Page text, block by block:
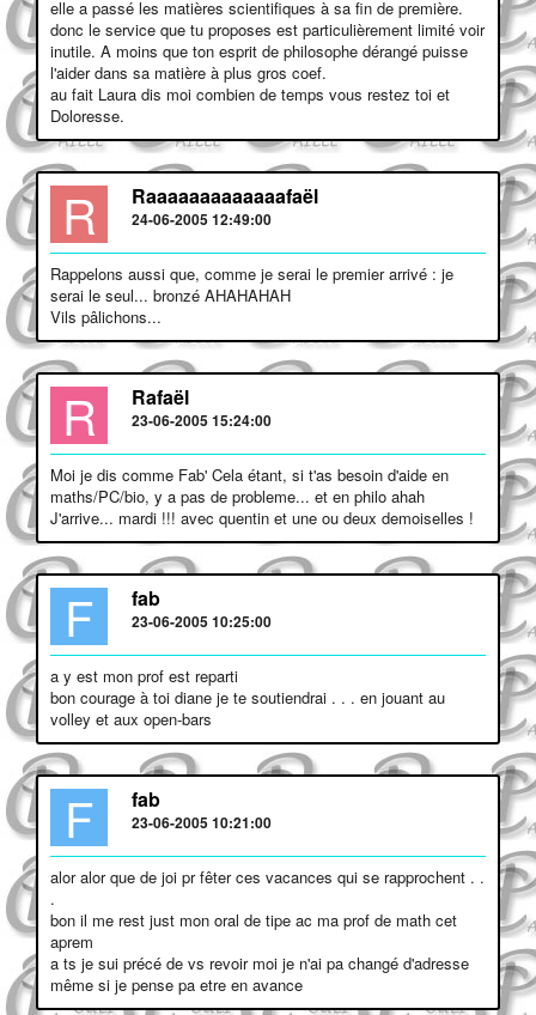
elle a passé les matières scientifiques à sa fin de première.
donc le service que tu proposes est particulièrement limité voir
inutile. A moins que ton esprit de philosophe dérangé puisse
l'aider dans sa matière à plus gros coef.
au fait Laura dis moi combien de temps vous restez toi et
Doloresse.
R Raaaaaaaaaaaaafaël
24-06-2005 12:49:00
Rappelons aussi que, comme je serai le premier arrivé : je
serai le seul... bronzé AHAHAHAH
Vils pâlichons...
R Rafaël
23-06-2005 15:24:00
Moi je dis comme Fab' Cela étant, si t'as besoin d'aide en
maths/PC/bio, y a pas de probleme... et en philo ahah
J'arrive... mardi !!! avec quentin et une ou deux demoiselles !
F fab
23-06-2005 10:25:00
a y est mon prof est reparti
bon courage à toi diane je te soutiendrai . . . en jouant au
volley et aux open-bars
F fab
23-06-2005 10:21:00
alor alor que de joi pr fêter ces vacances qui se rapprochent . .
.
bon il me rest just mon oral de tipe ac ma prof de math cet
aprem
a ts je sui précé de vs revoir moi je n'ai pa changé d'adresse
même si je pense pa etre en avance